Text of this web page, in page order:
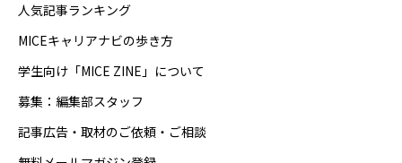
人気記事ランキング
MICEキャリアナビの歩き方
学生向け「MICE ZINE」について
募集：編集部スタッフ
記事広告・取材のご依頼・ご相談